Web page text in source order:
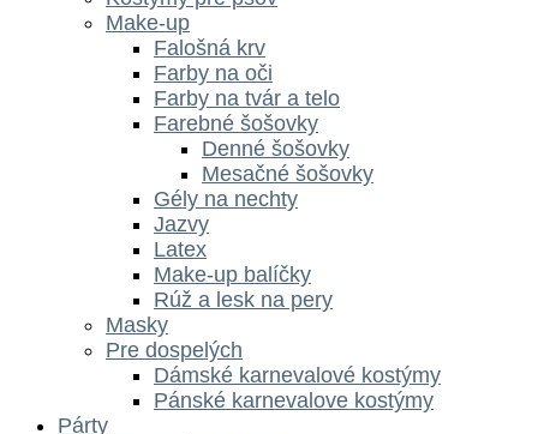
Make-up
Falošná krv
Farby na oči
Farby na tvár a telo
Farebné šošovky
Denné šošovky
Mesačné šošovky
Gély na nechty
Jazvy
Latex
Make-up balíčky
Rúž a lesk na pery
Masky
Pre dospelých
Dámské karnevalové kostýmy
Pánské karnevalove kostýmy
Párty